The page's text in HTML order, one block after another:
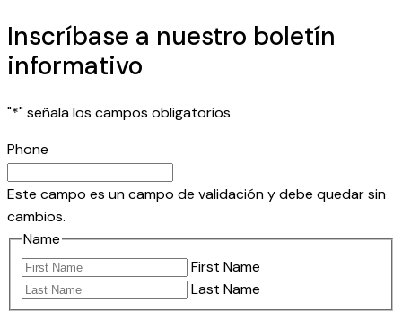
Inscríbase a nuestro boletín
informativo
"*" señala los campos obligatorios
Phone
Este campo es un campo de validación y debe quedar sin
cambios.
Name
First Name
Last Name